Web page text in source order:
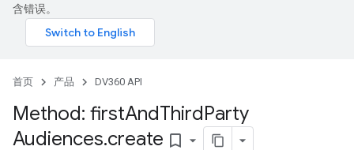
含错误。
首页 产品 DV360 API
Method: firstAndThirdParty
Audiences.create bookmark_border